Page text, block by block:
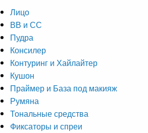
Лицо
ВВ и СС
Пудра
Консилер
Контуринг и Хайлайтер
Кушон
Праймер и База под макияж
Румяна
Тональные средства
Фиксаторы и спреи